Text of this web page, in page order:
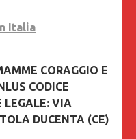
Italia
CORAGGIO E
CODICE
LEGALE: VIA
DUCENTA (CE)